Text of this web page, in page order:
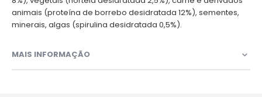
animais (proteína de borrebo desidratada 12%), sementes,
minerais, algas (spirulina desidratada 0,5%).
MAIS INFORMAÇÃO